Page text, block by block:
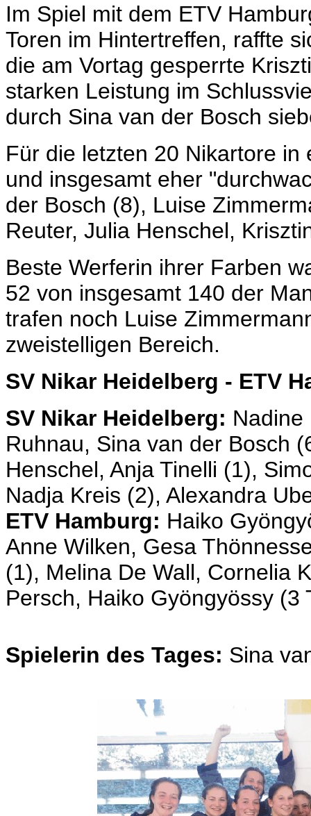
Im Spiel mit dem ETV
Toren im Hintertreffen, raffte
die am Vortag gesperrte
starken Leistung im
durch Sina van der Bosch
Für die letzten 20 Nikartore
und insgesamt eher
der Bosch (8), Luise
Reuter, Julia Henschel,
Beste Werferin ihrer Farben
52 von insgesamt 140 der
trafen noch Luise
zweistelligen Bereich.
SV Nikar Heidelberg - ETV
SV Nikar Heidelberg: Nadine
Ruhnau, Sina van der Bosch
Henschel, Anja Tinelli (1),
Nadja Kreis (2), Alexandra
ETV Hamburg: Haiko
Anne Wilken, Gesa
(1), Melina De Wall, Cornelia
Persch, Haiko Gyöngyössy (3
Spielerin des Tages: Sina